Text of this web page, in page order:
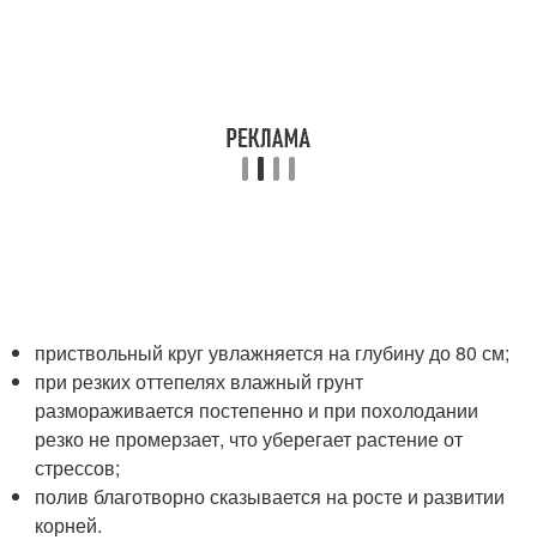
приствольный круг увлажняется на глубину до 80 см;
при резких оттепелях влажный грунт
размораживается постепенно и при похолодании
резко не промерзает, что уберегает растение от
стрессов;
полив благотворно сказывается на росте и развитии
корней.